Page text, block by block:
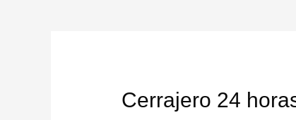
Cerrajero 24